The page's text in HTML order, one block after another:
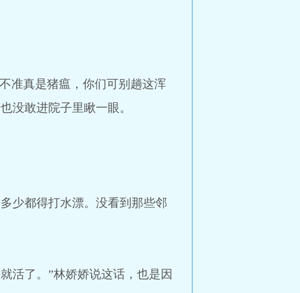
准真是猪瘟，你们可别趟这浑
没敢进院子里瞅一眼。
少都得打水漂。没看到那些邻
了。”林娇娇说这话，也是因